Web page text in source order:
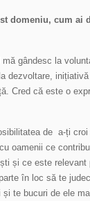
domeniu, cum ai
gândesc la
dezvoltare,
Cred că este o
de a-ți
oamenii ce
și ce este
în loc să te
te bucuri de ele